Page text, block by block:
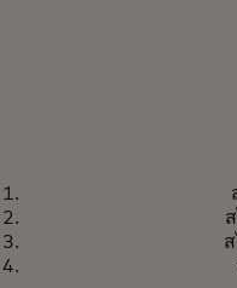
โลกแห่งสิทธิป
การเดินทาง ค
ประทานอาหาร